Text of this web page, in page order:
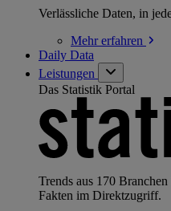
Verlässliche Daten, in
Mehrerfahren
Daily Data
Leistungen
Das Statistik Portal
Trends aus 170
Fakten im Direktzugriff.